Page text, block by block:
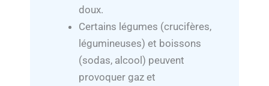
doux.
Certains légumes (crucifères,
légumineuses) et boissons
(sodas, alcool) peuvent
provoquer gaz et